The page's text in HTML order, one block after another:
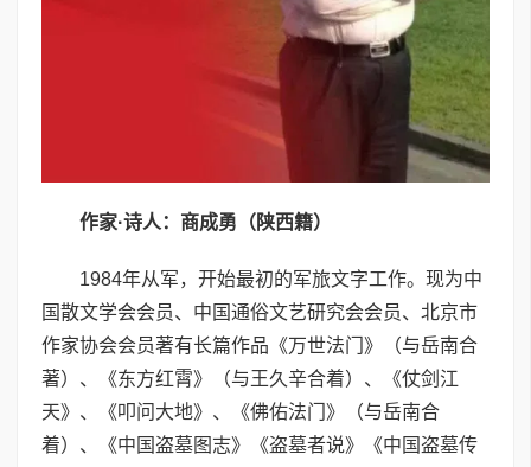
作家·诗人：商成勇（陕西籍）
1984年从军，开始最初的军旅文字工作。现为中
国散文学会会员、中国通俗文艺研究会会员、北京市
作家协会会员著有长篇作品《万世法门》（与岳南合
著）、《东方红霄》（与王久辛合着）、《仗剑江
天》、《叩问大地》、《佛佑法门》（与岳南合
着）、《中国盗墓图志》《盗墓者说》《中国盗墓传